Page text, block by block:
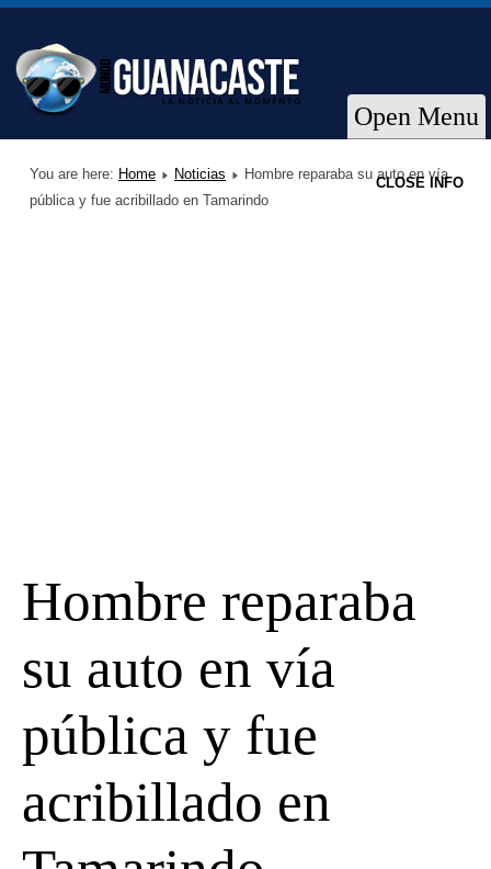
Open Menu
You are here: Home Noticias
Hombre reparaba su auto en vía
pública y fue acribillado en Tamarindo
Hombre reparaba
su auto en vía
pública y fue
acribillado en
CLOSE INFO